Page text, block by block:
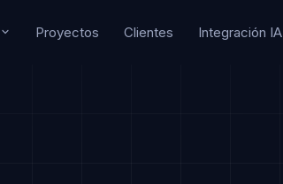
Proyectos Clientes Integración IA